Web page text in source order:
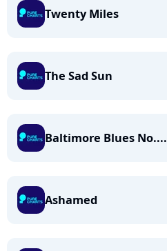
Twenty Miles
The Sad Sun
Baltimore Blues No....
Ashamed